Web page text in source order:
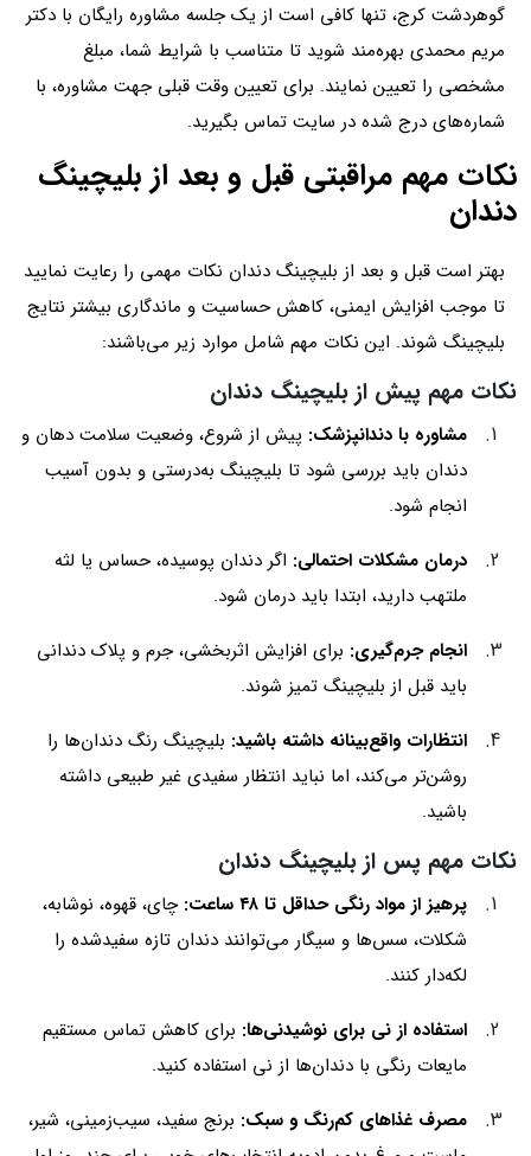
گوهردشت کرج، تنها کافی است از یک جلسه مشاوره رایگان با دکتر
مریم محمدی بهره‌مند شوید تا متناسب با شرایط شما، مبلغ
مشخصی را تعیین نمایند. برای تعیین وقت قبلی جهت مشاوره، با
شماره‌های درج شده در سایت تماس بگیرید.
نکات مهم مراقبتی قبل و بعد از بلیچینگ
دندان
بهتر است قبل و بعد از بلیچینگ دندان نکات مهمی را رعایت نمایید
تا موجب افزایش ایمنی، کاهش حساسیت و ماندگاری بیشتر نتایج
بلیچینگ شوند. این نکات مهم شامل موارد زیر می‌باشند:
نکات مهم پیش از بلیچینگ دندان
مشاوره با دندانپزشک: پیش از شروع، وضعیت سلامت دهان و
دندان باید بررسی شود تا بلیچینگ به‌درستی و بدون آسیب
انجام شود.
درمان مشکلات احتمالی: اگر دندان پوسیده، حساس یا لثه
ملتهب دارید، ابتدا باید درمان شود.
انجام جرم‌گیری: برای افزایش اثربخشی، جرم و پلاک دندانی
باید قبل از بلیچینگ تمیز شوند.
انتظارات واقع‌بینانه داشته باشید: بلیچینگ رنگ دندان‌ها را
روشن‌تر می‌کند، اما نباید انتظار سفیدی غیر طبیعی داشته
باشید.
نکات مهم پس از بلیچینگ دندان
پرهیز از مواد رنگی حداقل تا ۴۸ ساعت:
چای، قهوه، نوشابه،
شکلات، سس‌ها و سیگار می‌توانند دندان تازه سفیدشده را
لکه‌دار کنند.
استفاده از نی برای نوشیدنی‌ها: برای کاهش تماس مستقیم
مایعات رنگی با دندان‌ها از نی استفاده کنید.
مصرف غذاهای کم‌رنگ و سبک: برنج سفید، سیب‌زمینی، شیر،